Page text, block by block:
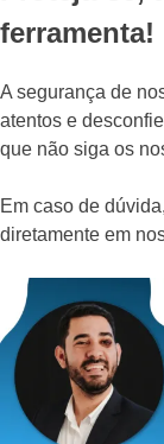
ferramenta!
A segurança de
atentos e
que não siga os
Em caso de
diretamente em